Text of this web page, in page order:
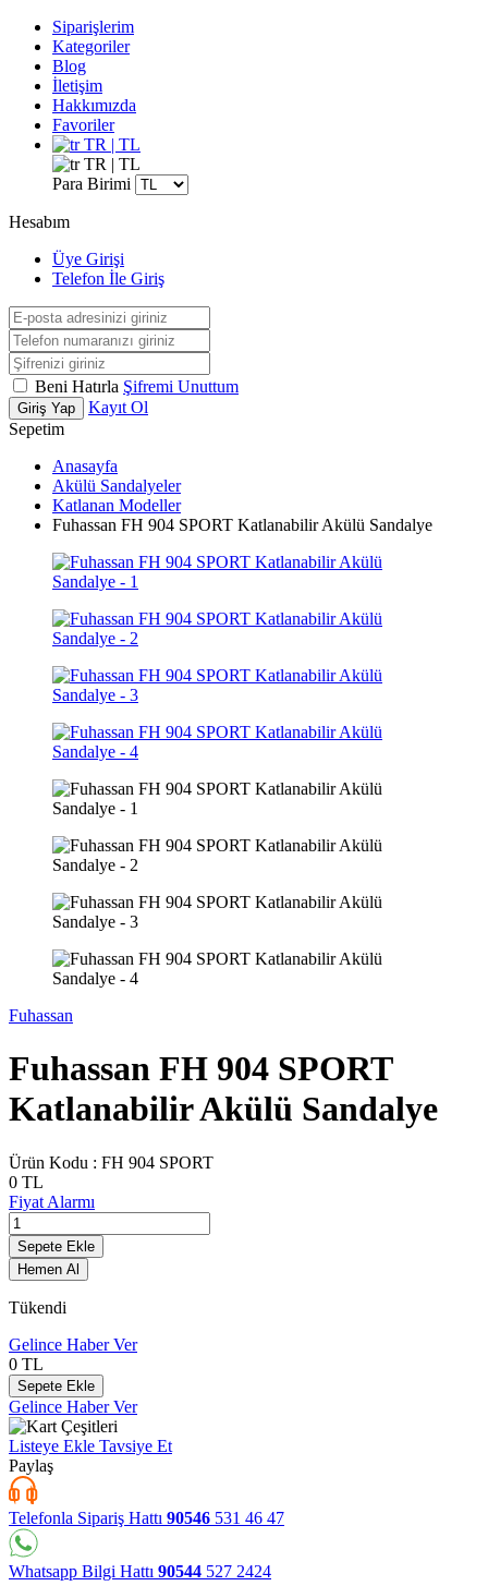
Siparişlerim
Kategoriler
Blog
İletişim
Hakkımızda
Favoriler
TR | TL
TR | TL
Para Birimi
Hesabım
Üye Girişi
Telefon İle Giriş
Beni Hatırla Şifremi Unuttum
Giriş Yap
Kayıt Ol
Sepetim
Anasayfa
Akülü Sandalyeler
Katlanan Modeller
Fuhassan FH 904 SPORT Katlanabilir Akülü Sandalye
Fuhassan
Fuhassan FH 904 SPORT
Katlanabilir Akülü Sandalye
Ürün Kodu : FH 904 SPORT
0 TL
Fiyat Alarmı
Sepete Ekle
Hemen Al
Tükendi
Gelince Haber Ver
0 TL
Sepete Ekle
Gelince Haber Ver
Listeye Ekle Tavsiye Et
Paylaş
Telefonla Sipariş Hattı 90546 531 46 47
Whatsapp Bilgi Hattı 90544 527 2424